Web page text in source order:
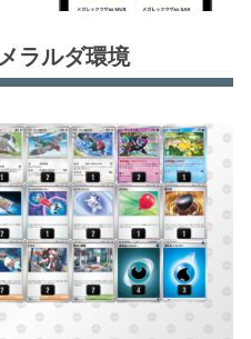
ラルダ環境